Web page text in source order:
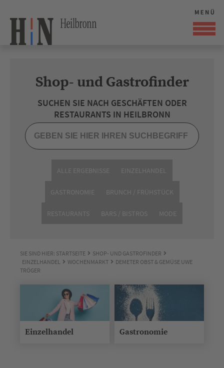
Shop- und Gastrofinder
SUCHEN SIE NACH GESCHÄFTEN ODER
RESTAURANTS IN HEILBRONN
ALLE ERGEBNISSE EINZELHANDEL
GASTRONOMIE BRUNCH / FRÜHSTÜCK
RESTAURANTS BARS / BISTROS MODE
SIE SIND HIER: STARTSEITE
SHOP- UND GASTROFINDER
EINZELHANDEL
WOCHENMARKT
DEMETER OBST & GEMÜSE UWE
TRÖGER
Einzelhandel Gastronomie